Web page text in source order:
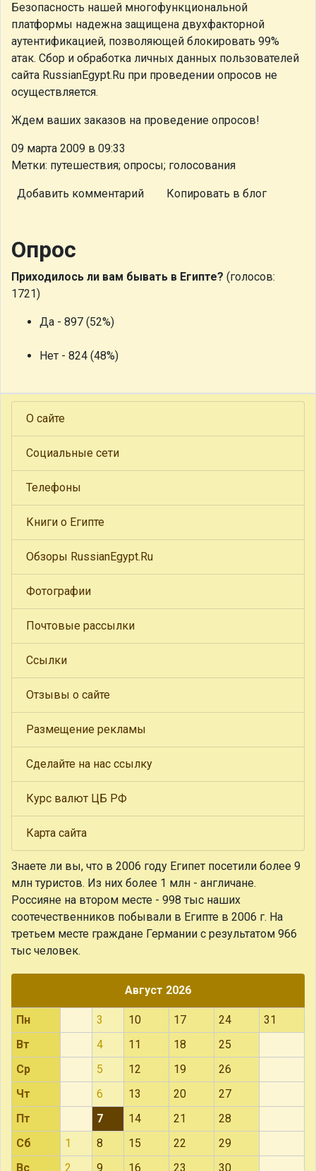
Безопасность нашей многофункциональной
платформы надежна защищена двухфакторной
аутентификацией, позволяющей блокировать 99%
атак. Сбор и обработка личных данных пользователей
сайта RussianEgypt.Ru при проведении опросов не
осуществляется.
Ждем ваших заказов на проведение опросов!
09 марта 2009 в 09:33
Метки: путешествия; опросы; голосования
Добавить комментарий Копировать в блог
Опрос
Приходилось ли вам бывать в Египте? (голосов:
1721)
Да - 897 (52%)
Нет - 824 (48%)
О сайте
Социальные сети
Телефоны
Книги о Египте
Обзоры RussianEgypt.Ru
Фотографии
Почтовые рассылки
Ссылки
Отзывы о сайте
Размещение рекламы
Сделайте на нас ссылку
Курс валют ЦБ РФ
Карта сайта
Знаете ли вы, что в 2006 году Египет посетили более 9
млн туристов. Из них более 1 млн - англичане.
Россияне на втором месте - 998 тыс наших
соотечественников побывали в Египте в 2006 г. На
третьем месте граждане Германии с результатом 966
тыс человек.
Август 2026
Пн 3 10 17 24
31
Вт
4 11 18
25
Ср
5 12 19
26
Чт
6 13 20
27
Пт
7 14 21
28
Сб
1 8 15 22
29
Вс
2 9 16 23 30